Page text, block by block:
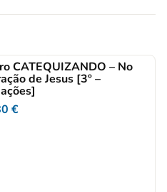
CATEQUIZANDO – No
de Jesus [3º –
€